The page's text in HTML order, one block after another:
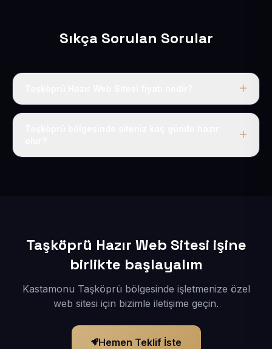
Sıkça Sorulan Sorular
Tek fiyat uygulanır: yıllık 50 USD + KDV. Bu bedele alan
Taşköprü Hazır Web Sitesi işine
birlikte başlayalım
Kastamonu Taşköprü bölgesinde işletmenize özel
web sitesi için bizimle iletişime geçin.
Hemen Teklif İste